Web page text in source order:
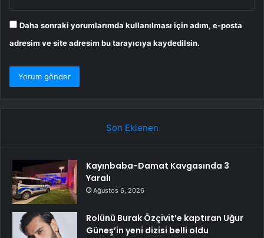
Daha sonraki yorumlarımda kullanılması için adım, e-posta
adresim ve site adresim bu tarayıcıya kaydedilsin.
Son Eklenen
Kayınbaba-Damat Kavgasında 3
Yaralı
Ağustos 6, 2026
Rolünü Burak Özçivit’e kaptıran Uğur
Güneş’in yeni dizisi belli oldu